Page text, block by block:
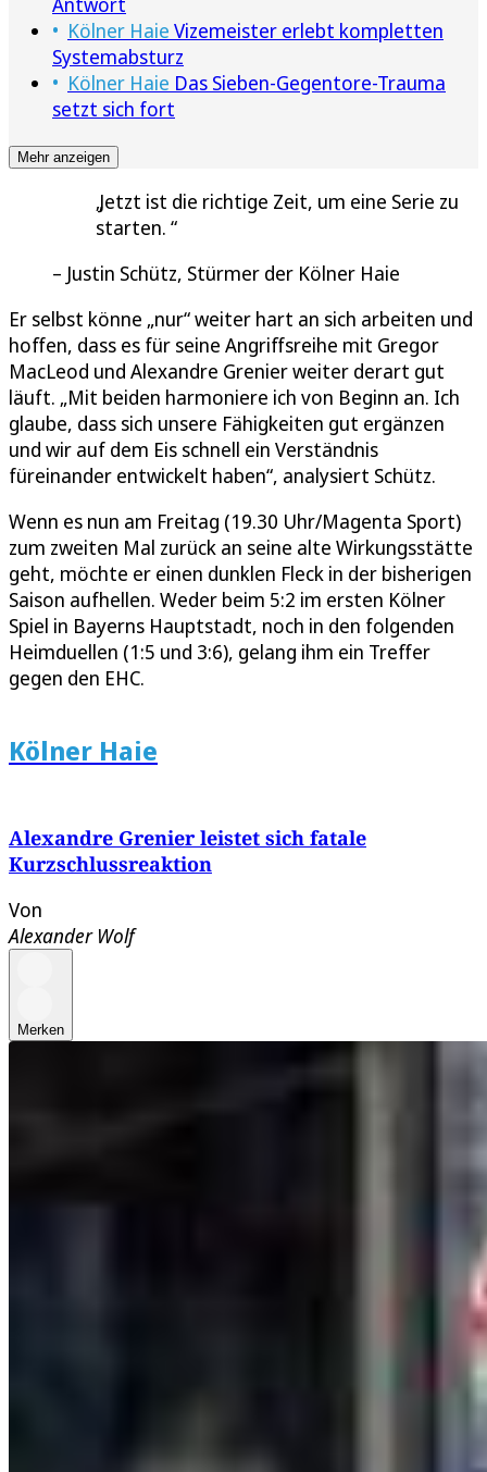
Kölner Haie Vizemeister erlebt kompletten
Systemabsturz
Kölner Haie Das Sieben-Gegentore-Trauma
setzt sich fort
Mehr anzeigen
Jetzt ist die richtige Zeit, um eine Serie zu
starten.
Justin Schütz, Stürmer der Kölner Haie
Er selbst könne „nur“ weiter hart an sich arbeiten und
hoffen, dass es für seine Angriffsreihe mit Gregor
MacLeod und Alexandre Grenier weiter derart gut
läuft. „Mit beiden harmoniere ich von Beginn an. Ich
glaube, dass sich unsere Fähigkeiten gut ergänzen
und wir auf dem Eis schnell ein Verständnis
füreinander entwickelt haben“, analysiert Schütz.
Wenn es nun am Freitag (19.30 Uhr/Magenta Sport)
zum zweiten Mal zurück an seine alte Wirkungsstätte
geht, möchte er einen dunklen Fleck in der bisherigen
Saison aufhellen. Weder beim 5:2 im ersten Kölner
Spiel in Bayerns Hauptstadt, noch in den folgenden
Heimduellen (1:5 und 3:6), gelang ihm ein Treffer
gegen den EHC.
Kölner Haie
Alexandre Grenier leistet sich fatale
Kurzschlussreaktion
Von
Alexander Wolf
Merken